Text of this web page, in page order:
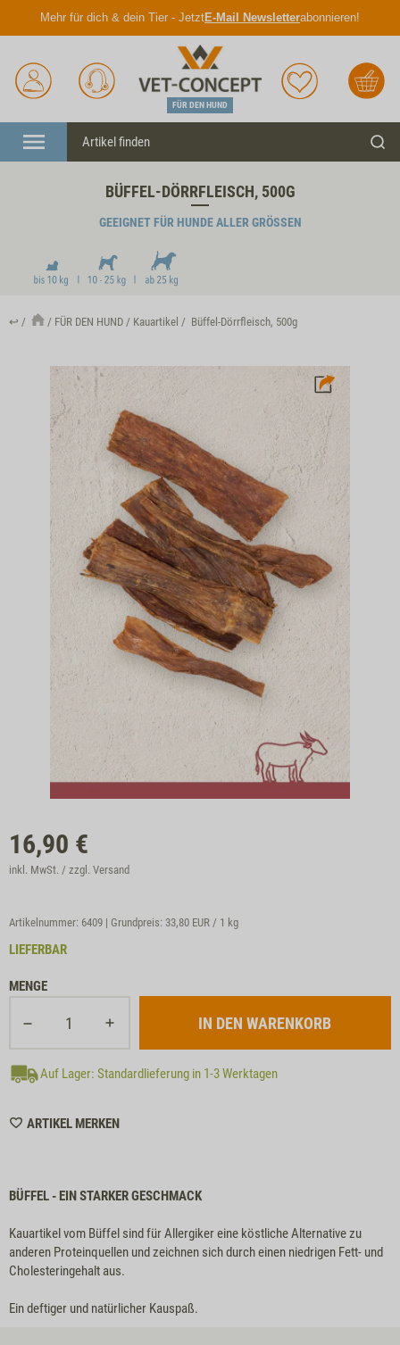
Mehr für dich & dein Tier - JetztE-Mail Newsletterabonnieren!
Anmelden
Unser
Service
FÜR DEN HUND
Merkliste Warenkorb
Menü
BÜFFEL-DÖRRFLEISCH, 500G
GEEIGNET FÜR HUNDE ALLER GRÖSSEN
↩ FÜR DEN HUND Kauartikel Büffel-Dörrfleisch, 500g
16,90 €
inkl. MwSt. / zzgl. Versand
Artikelnummer: 6409 | Grundpreis: 33,80 EUR / 1 kg
LIEFERBAR
MENGE
Auf Lager: Standardlieferung in 1-3 Werktagen
ARTIKEL MERKENWISHLIST
BÜFFEL - EIN STARKER GESCHMACK
Kauartikel vom Büffel sind für Allergiker eine köstliche Alternative zu
anderen Proteinquellen und zeichnen sich durch einen niedrigen Fett- und
Cholesteringehalt aus.
Ein deftiger und natürlicher Kauspaß.